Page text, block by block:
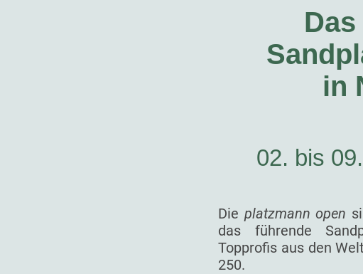
in
02. bis
Die platzmann open
das führende
Topprofis aus den
250.